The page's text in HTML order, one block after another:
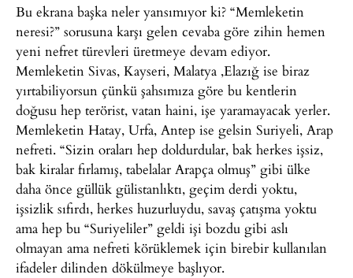
Bu ekrana başka neler yansımıyor ki? “Memleketin
neresi?” sorusuna karşı gelen cevaba göre zihin hemen
yeni nefret türevleri üretmeye devam ediyor.
Memleketin Sivas, Kayseri, Malatya ,Elazığ ise biraz
yırtabiliyorsun çünkü şahsımıza göre bu kentlerin
doğusu hep terörist, vatan haini, işe yaramayacak yerler.
Memleketin Hatay, Urfa, Antep ise gelsin Suriyeli, Arap
nefreti. “Sizin oraları hep doldurdular, bak herkes işsiz,
bak kiralar fırlamış, tabelalar Arapça olmuş” gibi ülke
daha önce güllük gülistanlıktı, geçim derdi yoktu,
işsizlik sıfırdı, herkes huzurluydu, savaş çatışma yoktu
ama hep bu “Suriyeliler” geldi işi bozdu gibi aslı
olmayan ama nefreti körüklemek için birebir kullanılan
ifadeler dilinden dökülmeye başlıyor.